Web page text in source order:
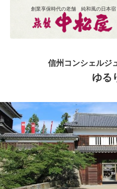
創業享保時代の老舗 純和風の日本宿
信州コンシェルジ
ゆる